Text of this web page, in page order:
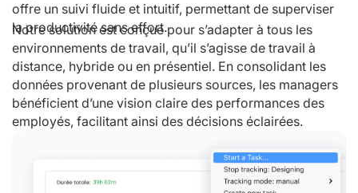
offre un suivi fluide et intuitif, permettant de superviser
la productivité sans effort.
Notre solution est conçue pour s’adapter à tous les
environnements de travail, qu’il s’agisse de travail à
distance, hybride ou en présentiel. En consolidant les
données provenant de plusieurs sources, les managers
bénéficient d’une vision claire des performances des
employés, facilitant ainsi des décisions éclairées.